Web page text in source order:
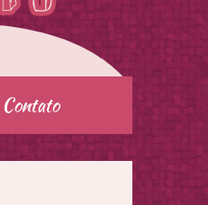
Contato